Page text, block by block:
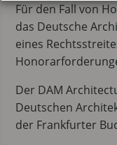
Für den Fall von
das Deutsche
eines
Der DAM
Deutschen
der Frankfurter